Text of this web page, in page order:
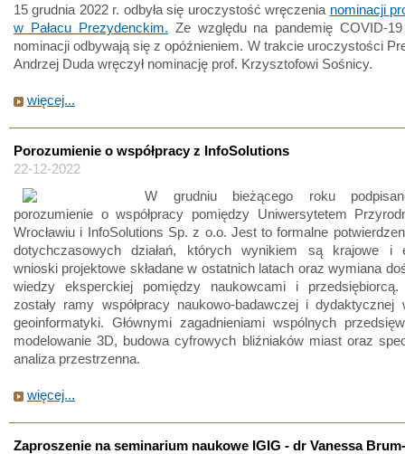
15 grudnia 2022 r. odbyła się uroczystość wręczenia nominacji
w Pałacu Prezydenckim. Ze względu na pandemię COVID-
nominacji odbywają się z opóźnieniem. W trakcie uroczystości
Andrzej Duda wręczył nominację prof. Krzysztofowi Sośnicy.
więcej...
Porozumienie o współpracy z InfoSolutions
22-12-2022
W grudniu bieżącego roku
porozumienie o współpracy pomiędzy Uniwersytetem
Wrocławiu i InfoSolutions Sp. z o.o. Jest to formalne
dotychczasowych działań, których wynikiem są krajowe i
wnioski projektowe składane w ostatnich latach oraz wymiana
wiedzy eksperckiej pomiędzy naukowcami i przedsiębiorcą.
zostały ramy współpracy naukowo-badawczej i dydaktycznej
geoinformatyki. Głównymi zagadnieniami wspólnych
modelowanie 3D, budowa cyfrowych bliźniaków miast oraz
analiza przestrzenna.
więcej...
Zaproszenie na seminarium naukowe IGIG - dr Vanessa